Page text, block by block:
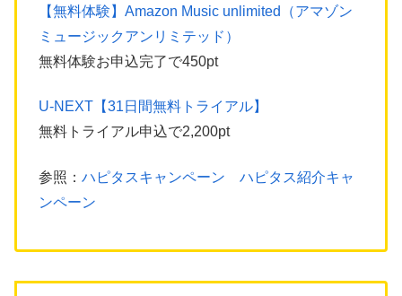
【無料体験】Amazon Music unlimited（アマゾン
ミュージックアンリミテッド）
無料体験お申込完了で450pt
U-NEXT【31日間無料トライアル】
無料トライアル申込で2,200pt
参照： ハピタスキャンペーン ハピタス紹介キャ
ンペーン